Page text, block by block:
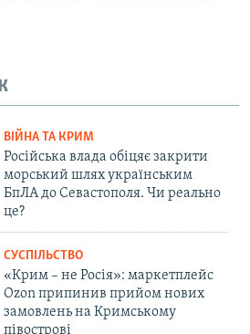
ВІЙНА ТА КРИМ
Російська влада обіцяє закрити
морський шлях українським
БпЛА до Севастополя. Чи реально
це?
СУСПІЛЬСТВО
«Крим – не Росія»: маркетплейс
Ozon припинив прийом нових
замовлень на Кримському
півострові